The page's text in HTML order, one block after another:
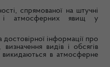
спрямованої на штучні
і атмосферних явищ у
достовірної інформації про
видів і обсягів
в атмосферне